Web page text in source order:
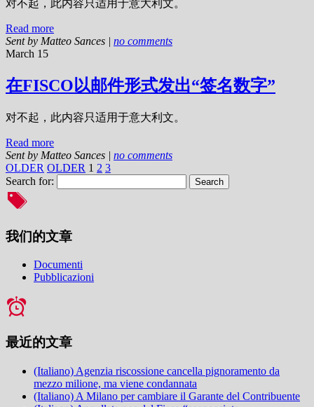
对不起，此内容只适用于意大利文。
Read more
Sent by Matteo Sances | no comments
March 15
在FISCO以邮件形式发出“签名数字”
对不起，此内容只适用于意大利文。
Read more
Sent by Matteo Sances | no comments
OLDER OLDER 1 2 3
Search for:
我们的文章
Documenti
Pubblicazioni
最近的文章
(Italiano) Agenzia riscossione cancella pignoramento da
mezzo milione, ma viene condannata
(Italiano) A Milano per cambiare il Garante del Contribuente